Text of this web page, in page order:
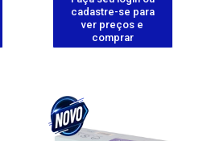
cadastre-se para
ver preços e
comprar